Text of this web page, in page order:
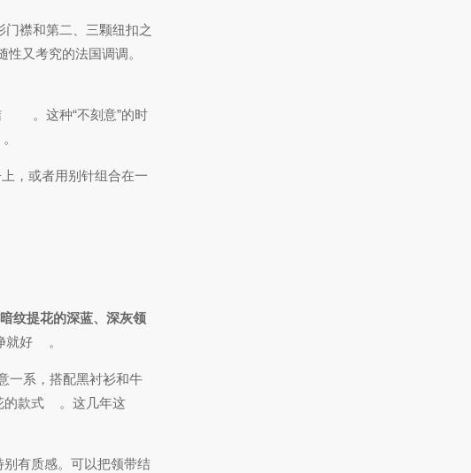
襟和第二、三颗纽扣之
又考究的法国调调。
。这种“不刻意”的时
。
，或者用别针组合在一
暗纹提花的深蓝、深灰领
就好 。
一系，搭配黑衬衫和牛
的款式
。这几年这
有质感。可以把领带结